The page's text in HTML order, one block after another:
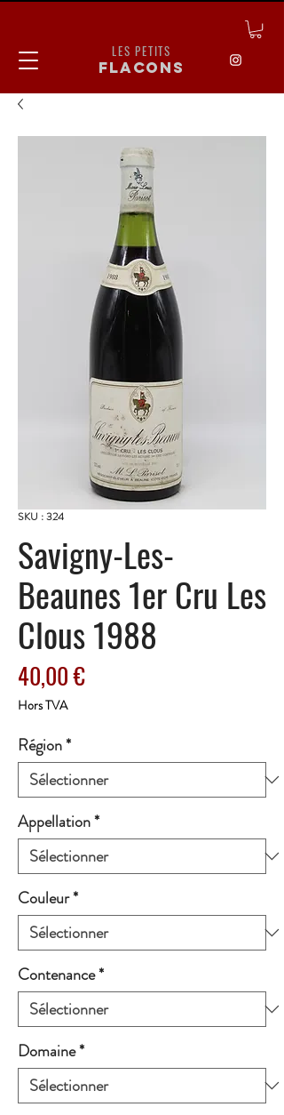
LES PETITS
flacons
SKU : 324
Savigny-Les-
Beaunes 1er Cru Les
Clous 1988
40,00 €Prix
Hors TVA
Région*
Appellation*
Couleur*
Contenance*
Domaine*